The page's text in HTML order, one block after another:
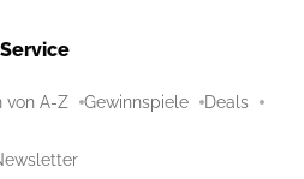
Service
von A-Z Gewinnspiele Deals